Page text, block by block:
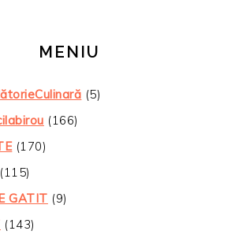
MENIU
(5)
(166)
(170)
GATIT (9)
(143)